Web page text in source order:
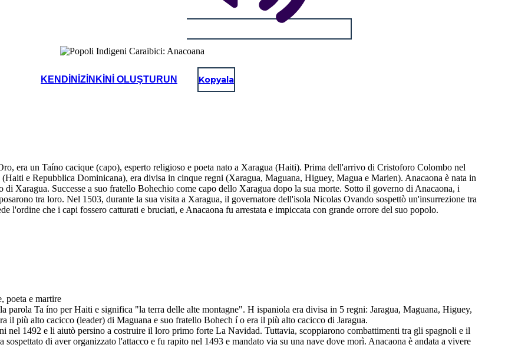
KENDINIZINKINI OLUŞTURUN Kopyala
era un Taíno cacique (capo), esperto religioso e poeta nato a Xaragua (Haiti). Prima dell'arrivo di Cristoforo Colombo nel
e Repubblica Dominicana), era divisa in cinque regni (Xaragua, Maguana, Higuey, Magua e Marien). Anacaona è nata in
Xaragua. Successe a suo fratello Bohechio come capo dello Xaragua dopo la sua morte. Sotto il governo di Anacaona, i
tra loro. Nel 1503, durante la sua visita a Xaragua, il governatore dell'isola Nicolas Ovando sospettò un'insurrezione tra
l'ordine che i capi fossero catturati e bruciati, e Anacaona fu arrestata e impiccata con grande orrore del suo popolo.
poeta e martire
parola Ta íno per Haiti e significa "la terra delle alte montagne". H ispaniola era divisa in 5 regni: Jaragua, Maguana, Higuey,
il più alto cacicco (leader) di Maguana e suo fratello Bohech í o era il più alto cacicco di Jaragua.
nel 1492 e li aiutò persino a costruire il loro primo forte La Navidad. Tuttavia, scoppiarono combattimenti tra gli spagnoli e il
di aver organizzato l'attacco e fu rapito nel 1493 e mandato via su una nave dove morì. Anacaona è andata a vivere